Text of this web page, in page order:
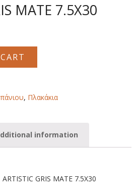
MATE 7.5X30
, Πλακάκια
information
GRIS MATE 7.5X30